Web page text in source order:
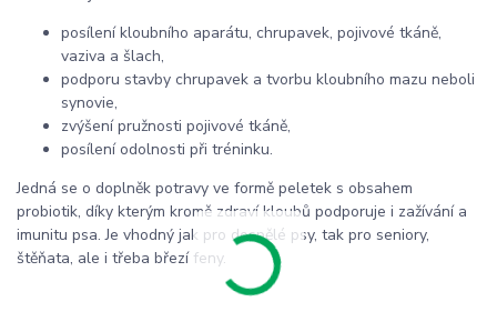
posílení kloubního aparátu, chrupavek, pojivové tkáně,
vaziva a šlach,
podporu stavby chrupavek a tvorbu kloubního mazu neboli
synovie,
zvýšení pružnosti pojivové tkáně,
posílení odolnosti při tréninku.
Jedná se o doplněk potravy ve formě peletek s obsahem
probiotik, díky kterým kromě zdraví kloubů podporuje i zažívání a
imunitu psa. Je vhodný jak pro dospělé psy, tak pro seniory,
štěňata, ale i třeba březí feny.